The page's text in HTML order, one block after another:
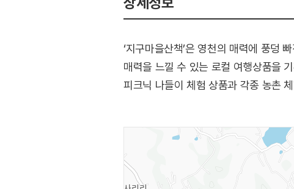
‘지구마을산책’은 영천의 매력에 풍덩
매력을 느낄 수 있는 로컬 여행상품을
피크닉 나들이 체험 상품과 각종 농촌